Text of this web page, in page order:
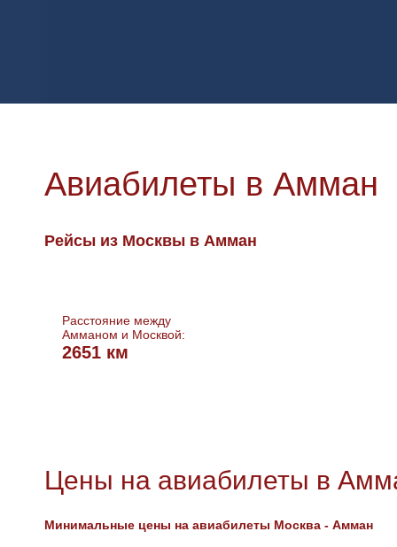
Авиабилеты в Амман
Рейсы из Москвы в Амман
Расстояние между
Амманом и Москвой:
2651 км
Цены на авиабилеты в
Минимальные цены на авиабилеты Москва - Амман